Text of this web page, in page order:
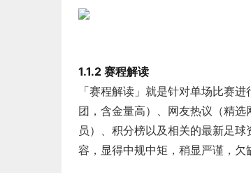
1.1.2 赛程解读
「赛程解读」就是针对单场比赛
团，含金量高）、网友热议（精
员）、积分榜以及相关的最新足
容，显得中规中矩，稍显严谨，欠